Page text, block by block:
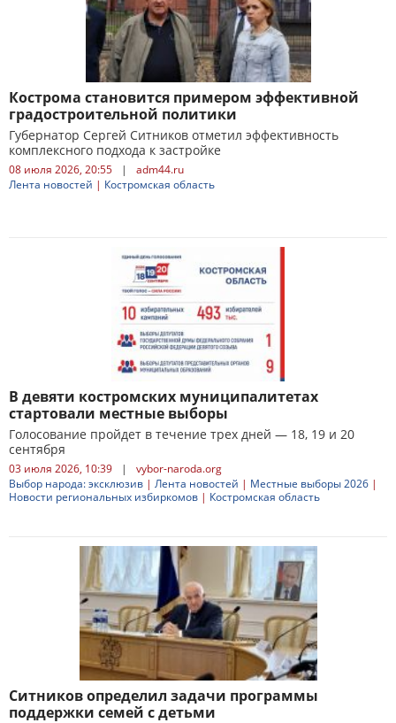
Кострома становится примером эффективной
градостроительной политики
Губернатор Сергей Ситников отметил эффективность
комплексного подхода к застройке
08 июля 2026, 20:55 |
adm44.ru
Лента новостей | Костромская область
В девяти костромских муниципалитетах
стартовали местные выборы
Голосование пройдет в течение трех дней — 18, 19 и 20
сентября
03 июля 2026, 10:39 |
vybor-naroda.org
Выбор народа: эксклюзив | Лента новостей | Местные выборы 2026 |
Новости региональных избиркомов | Костромская область
Ситников определил задачи программы
поддержки семей с детьми